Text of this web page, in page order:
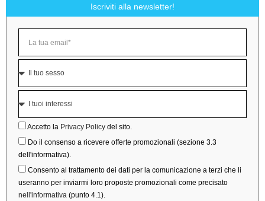
Iscriviti alla newsletter!
Accetto la Privacy Policy del sito.
Do il consenso a ricevere offerte promozionali (sezione 3.3
dell'informativa).
Consento al trattamento dei dati per la comunicazione a terzi che li
useranno per inviarmi loro proposte promozionali come precisato
nell'informativa (punto 4.1).